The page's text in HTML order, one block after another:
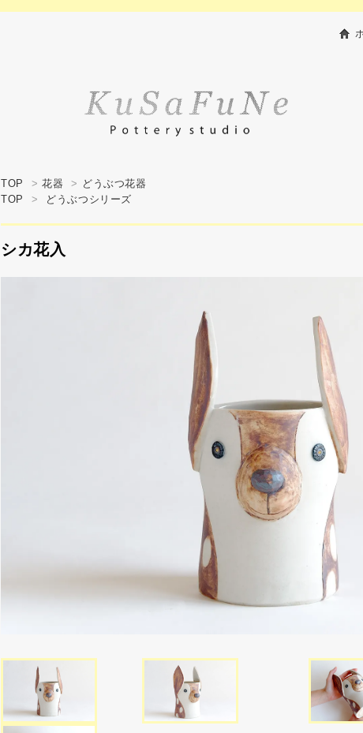
TOP > 花器 > どうぶつ花器
TOP
> どうぶつシリーズ
シカ花入